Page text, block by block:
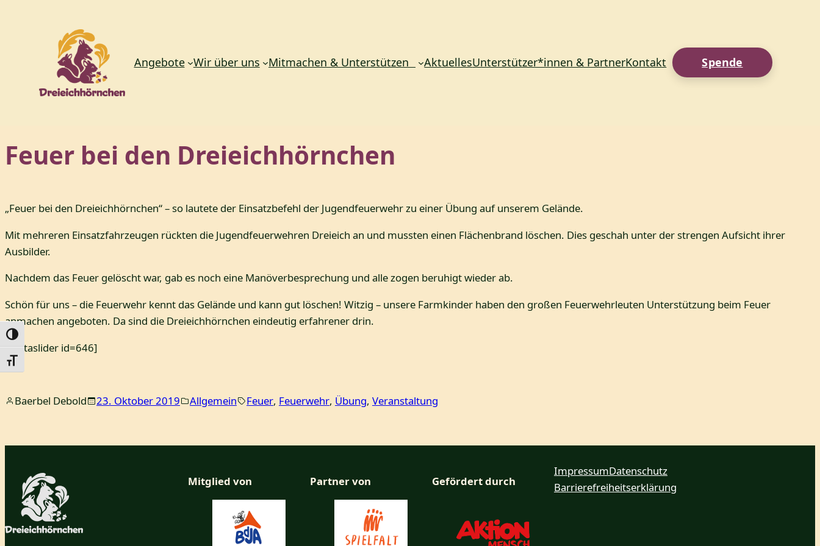
Umschalten auf hohe Kontraste
Schrift vergrößern
Inhalt
springen
Angebote Wir über uns Mitmachen & Unterstützen AktuellesUnterstützer*innen & PartnerKontakt Spende
Feuer bei den Dreieichhörnchen
„Feuer bei den Dreieichhörnchen“ – so lautete der Einsatzbefehl der Jugendfeuerwehr zu einer Übung auf unserem Gelände.
Mit mehreren Einsatzfahrzeugen rückten die Jugendfeuerwehren Dreieich an und mussten einen Flächenbrand löschen. Dies geschah unter der strengen Aufsicht ihrer
Ausbilder.
Nachdem das Feuer gelöscht war, gab es noch eine Manöverbesprechung und alle zogen beruhigt wieder ab.
Schön für uns – die Feuerwehr kennt das Gelände und kann gut löschen! Witzig – unsere Farmkinder haben den großen Feuerwehrleuten Unterstützung beim Feuer
anmachen angeboten. Da sind die Dreieichhörnchen eindeutig erfahrener drin.
[metaslider id=646]
Baerbel Debold 23. Oktober 2019 Allgemein Feuer, Feuerwehr, Übung, Veranstaltung
Mitglied von Partner von Gefördert durch
ImpressumDatenschutz
Barrierefreiheitserklärung